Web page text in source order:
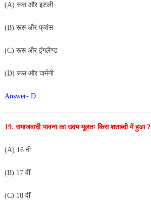
(A) रूस और इटली
(B) रूस और फ्रांस
(C) रूस और इंगलैण्ड
(D) रूस और जर्मनी
Answer- D
19. समाजवादी भावना का उदय मूलतः किस शताब्दी में हुआ ?
(A) 16 वीं
(B) 17 वीं
(C) 18 वीं